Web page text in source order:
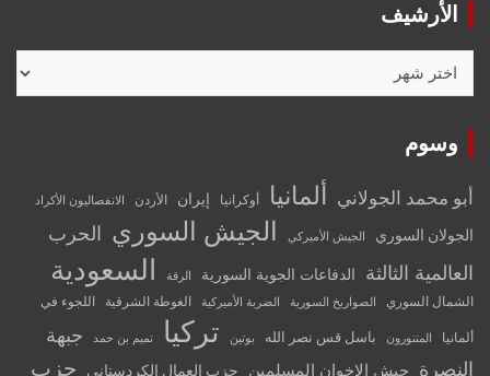
الأرشيف
وسوم
أبو محمد الجولاني ألمانيا أوكرانيا إيران الأردن الانفصاليون الأكراد
الجولان السوري الجيش الأميركي الجيش السوري الحرب
العالمية الثالثة
الدفاعات الجوية السورية الرقة السعودية
الشمال السوري الصواريخ السورية الضربة الأميركية الغوطة الشرقية اللجوء في
ألمانيا المتنورون باسل قس نصر الله بوتين تركيا تميم بن حمد
جبهة
النصرة
جيش الإخوان المسلمين حزب العمال الكردستاني حزب